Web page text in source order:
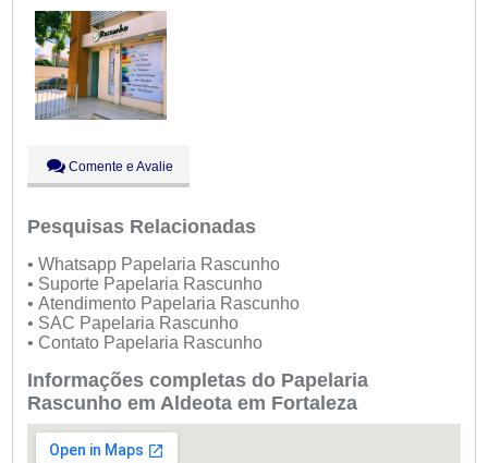
Sáb:
Fechado
Dom:
Fechado
Comente e Avalie
Pesquisas Relacionadas
• Whatsapp Papelaria Rascunho
• Suporte Papelaria Rascunho
• Atendimento Papelaria Rascunho
• SAC Papelaria Rascunho
• Contato Papelaria Rascunho
Informações completas do Papelaria
Rascunho em Aldeota em Fortaleza